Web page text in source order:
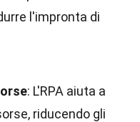
l'impronta di
: L'RPA aiuta a
riducendo gli